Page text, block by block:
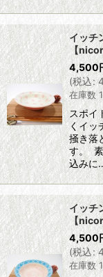
イッ
【
4,500
(税込:
在庫数
スポイ
くイッ
掻き落
す。
込みに
イッ
【
4,500
(税込:
在庫数